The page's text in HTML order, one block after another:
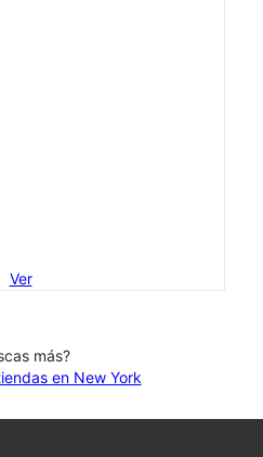
Ver
más?
en New York